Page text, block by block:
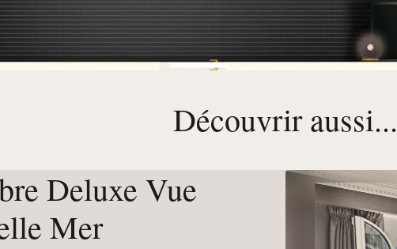
Découvrir aussi...
Deluxe Vue
Mer